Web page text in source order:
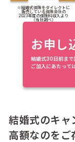
※結婚式保険をダイレクトに
販売している保険会社の
2023年度の保険料収入より
（当社調べ）
お申し
結婚式30日前まで
ご加入にあたって
結婚式のキャ
高額なのをご